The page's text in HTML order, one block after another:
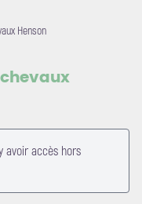
Henson
avoir accès hors